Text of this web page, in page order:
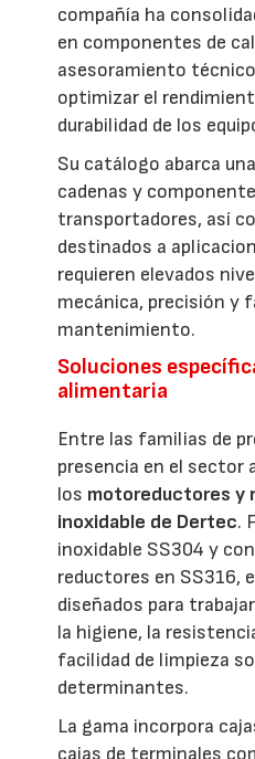
compañía ha
en componentes de
asesoramiento
optimizar el
durabilidad de los
Su catálogo abarca
cadenas y
transportadores, así
destinados a
requieren elevados
mecánica, precisión y
mantenimiento.
Soluciones
alimentaria
Entre las familias de
presencia en el sector
los motoreductores y
inoxidable de Dertec.
inoxidable SS304 y
reductores en SS316,
diseñados para
la higiene, la
facilidad de limpieza
determinantes.
La gama incorpora
cajas de terminales